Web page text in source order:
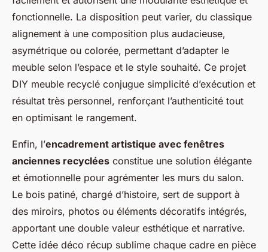
fonctionnelle. La disposition peut varier, du classique
alignement à une composition plus audacieuse,
asymétrique ou colorée, permettant d’adapter le
meuble selon l’espace et le style souhaité. Ce projet
DIY meuble recyclé conjugue simplicité d’exécution et
résultat très personnel, renforçant l’authenticité tout
en optimisant le rangement.
Enfin, l’encadrement artistique avec fenêtres
anciennes recyclées constitue une solution élégante
et émotionnelle pour agrémenter les murs du salon.
Le bois patiné, chargé d’histoire, sert de support à
des miroirs, photos ou éléments décoratifs intégrés,
apportant une double valeur esthétique et narrative.
Cette idée déco récup sublime chaque cadre en pièce